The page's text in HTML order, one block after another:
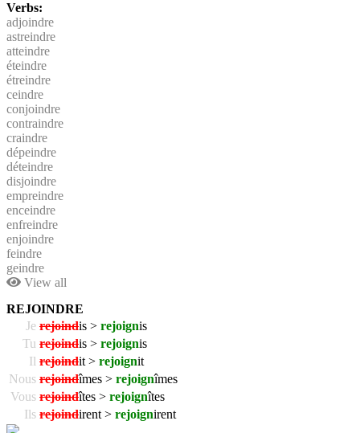
Verbs:
adjoindre
astreindre
atteindre
éteindre
étreindre
ceindre
conjoindre
contraindre
craindre
dépeindre
déteindre
disjoindre
empreindre
enceindre
enfreindre
enjoindre
feindre
geindre
View all
REJOINDRE
Je rejoindis > rejoignis
Tu rejoindis > rejoignis
Il rejoindit > rejoignit
Nous rejoindîmes > rejoignîmes
Vous rejoindîtes > rejoignîtes
Ils rejoindirent > rejoignirent